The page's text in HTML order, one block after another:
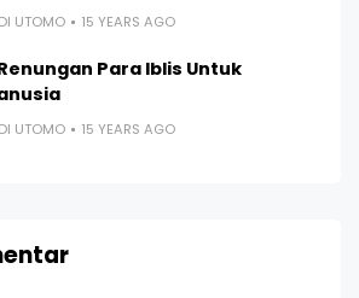
UTOMO 15 YEARS AGO
Para Iblis Untuk
UTOMO 15 YEARS AGO